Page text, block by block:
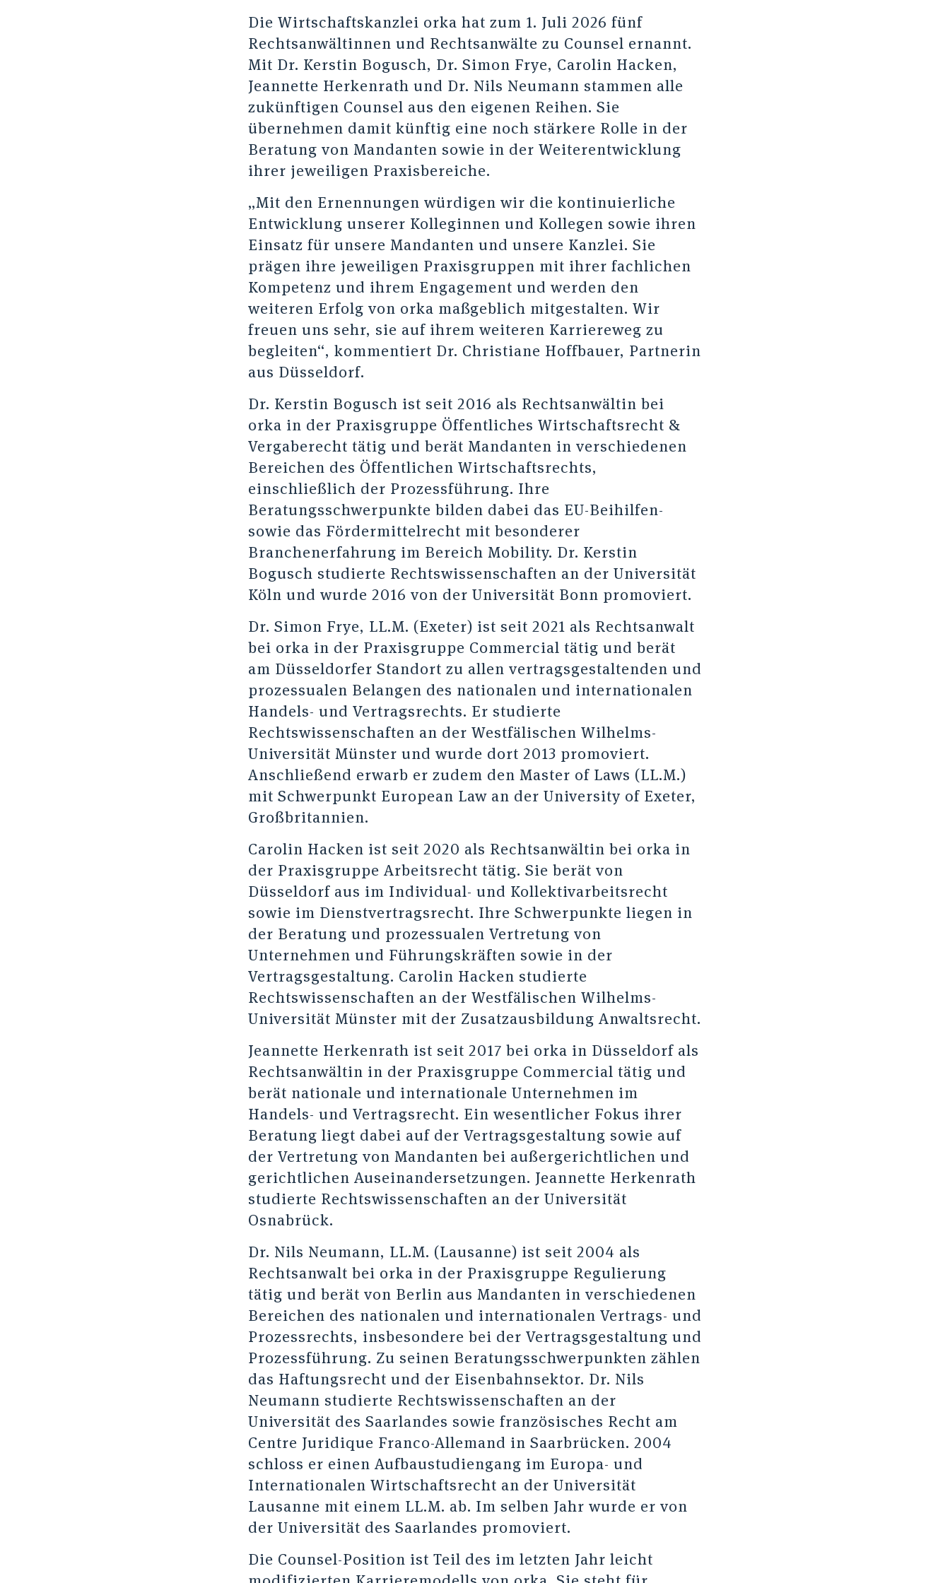
Die Wirtschaftskanzlei orka hat zum 1. Juli 2026 fünf
Rechtsanwältinnen und Rechtsanwälte zu Counsel ernannt.
Mit Dr. Kerstin Bogusch, Dr. Simon Frye, Carolin Hacken,
Jeannette Herkenrath und Dr. Nils Neumann stammen alle
zukünftigen Counsel aus den eigenen Reihen. Sie
übernehmen damit künftig eine noch stärkere Rolle in der
Beratung von Mandanten sowie in der Weiterentwicklung
ihrer jeweiligen Praxisbereiche.
„Mit den Ernennungen würdigen wir die kontinuierliche
Entwicklung unserer Kolleginnen und Kollegen sowie ihren
Einsatz für unsere Mandanten und unsere Kanzlei. Sie
prägen ihre jeweiligen Praxisgruppen mit ihrer fachlichen
Kompetenz und ihrem Engagement und werden den
weiteren Erfolg von orka maßgeblich mitgestalten. Wir
freuen uns sehr, sie auf ihrem weiteren Karriereweg zu
begleiten“, kommentiert Dr. Christiane Hoffbauer, Partnerin
aus Düsseldorf.
Dr. Kerstin Bogusch ist seit 2016 als Rechtsanwältin bei
orka in der Praxisgruppe Öffentliches Wirtschaftsrecht &
Vergaberecht tätig und berät Mandanten in verschiedenen
Bereichen des Öffentlichen Wirtschaftsrechts,
einschließlich der Prozessführung. Ihre
Beratungsschwerpunkte bilden dabei das EU-Beihilfen-
sowie das Fördermittelrecht mit besonderer
Branchenerfahrung im Bereich Mobility. Dr. Kerstin
Bogusch studierte Rechtswissenschaften an der Universität
Köln und wurde 2016 von der Universität Bonn promoviert.
Dr. Simon Frye, LL.M. (Exeter) ist seit 2021 als Rechtsanwalt
bei orka in der Praxisgruppe Commercial tätig und berät
am Düsseldorfer Standort zu allen vertragsgestaltenden und
prozessualen Belangen des nationalen und internationalen
Handels- und Vertragsrechts. Er studierte
Rechtswissenschaften an der Westfälischen Wilhelms-
Universität Münster und wurde dort 2013 promoviert.
Anschließend erwarb er zudem den Master of Laws (LL.M.)
mit Schwerpunkt European Law an der University of Exeter,
Großbritannien.
Carolin Hacken ist seit 2020 als Rechtsanwältin bei orka in
der Praxisgruppe Arbeitsrecht tätig. Sie berät von
Düsseldorf aus im Individual- und Kollektivarbeitsrecht
sowie im Dienstvertragsrecht. Ihre Schwerpunkte liegen in
der Beratung und prozessualen Vertretung von
Unternehmen und Führungskräften sowie in der
Vertragsgestaltung. Carolin Hacken studierte
Rechtswissenschaften an der Westfälischen Wilhelms-
Universität Münster mit der Zusatzausbildung Anwaltsrecht.
Jeannette Herkenrath ist seit 2017 bei orka in Düsseldorf als
Rechtsanwältin in der Praxisgruppe Commercial tätig und
berät nationale und internationale Unternehmen im
Handels- und Vertragsrecht. Ein wesentlicher Fokus ihrer
Beratung liegt dabei auf der Vertragsgestaltung sowie auf
der Vertretung von Mandanten bei außergerichtlichen und
gerichtlichen Auseinandersetzungen. Jeannette Herkenrath
studierte Rechtswissenschaften an der Universität
Osnabrück.
Dr. Nils Neumann, LL.M. (Lausanne) ist seit 2004 als
Rechtsanwalt bei orka in der Praxisgruppe Regulierung
tätig und berät von Berlin aus Mandanten in verschiedenen
Bereichen des nationalen und internationalen Vertrags- und
Prozessrechts, insbesondere bei der Vertragsgestaltung und
Prozessführung. Zu seinen Beratungsschwerpunkten zählen
das Haftungsrecht und der Eisenbahnsektor. Dr. Nils
Neumann studierte Rechtswissenschaften an der
Universität des Saarlandes sowie französisches Recht am
Centre Juridique Franco-Allemand in Saarbrücken. 2004
schloss er einen Aufbaustudiengang im Europa- und
Internationalen Wirtschaftsrecht an der Universität
Lausanne mit einem LL.M. ab. Im selben Jahr wurde er von
der Universität des Saarlandes promoviert.
Die Counsel-Position ist Teil des im letzten Jahr leicht